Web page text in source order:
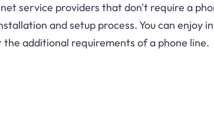
service providers that don't require a
and setup process. You can enjoy
the additional requirements of a phone line.